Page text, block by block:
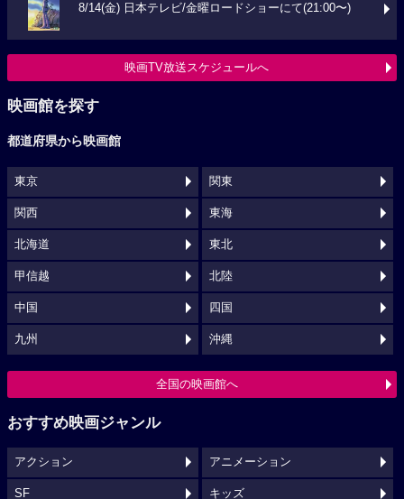
8/14(金) 日本テレビ/金曜ロードショーにて(21:00〜)
映画TV放送スケジュールへ
映画館を探す
都道府県から映画館
東京 関東
関西 東海
北海道 東北
甲信越 北陸
中国 四国
九州 沖縄
全国の映画館へ
おすすめ映画ジャンル
アクション アニメーション
SF キッズ